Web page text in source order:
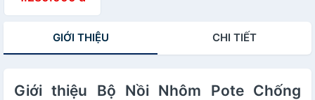
GIỚI THIỆU CHI TIẾT
Giới thiệu Bộ Nồi Nhôm Pote Chống